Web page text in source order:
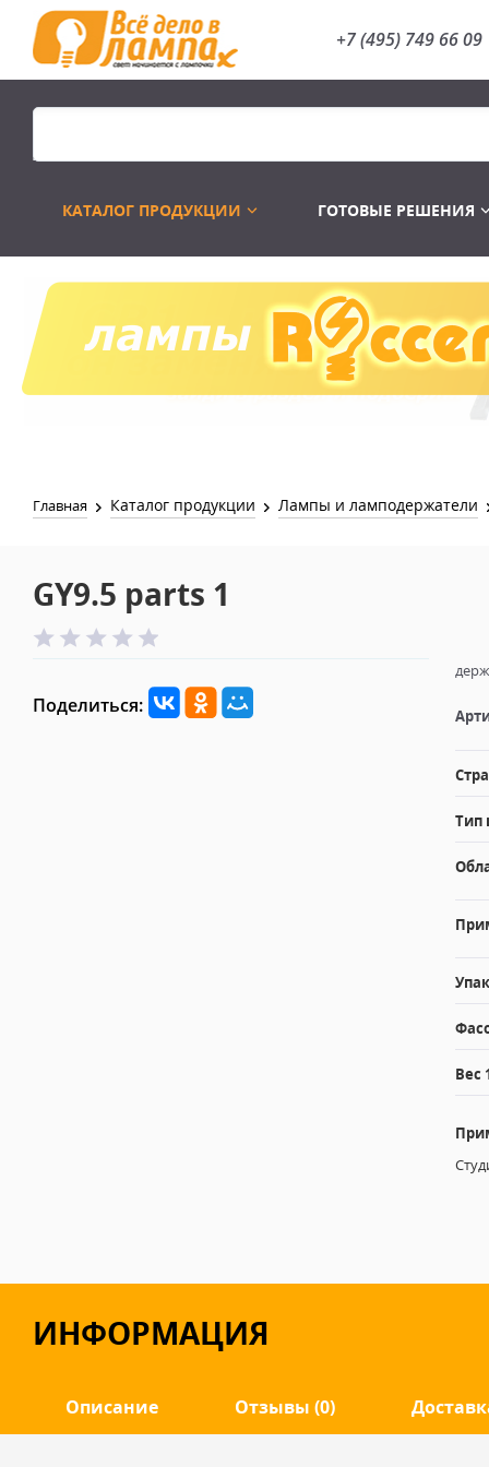
+7 (495) 749 66 09
КАТАЛОГ ПРОДУКЦИИ
Распродажа Лампы
ГОТОВЫЕ РЕШЕНИЯ
Главная Каталог продукции Лампы и ламподержатели
GY9.5 parts 1
Поделиться:
Тип
Вес
ИНФОРМАЦИЯ
Описание Отзывы (0)